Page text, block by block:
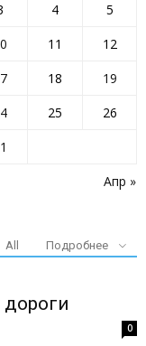
Апр »
4
5
11
12
18
19
25
26
All Подробнее
0